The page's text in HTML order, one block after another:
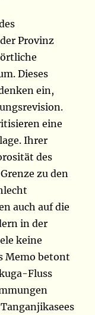
Provinz
Dieses
ein,
eine
Ihrer
des
zu den
auch auf die
in der
keine
Memo betont
Fluss